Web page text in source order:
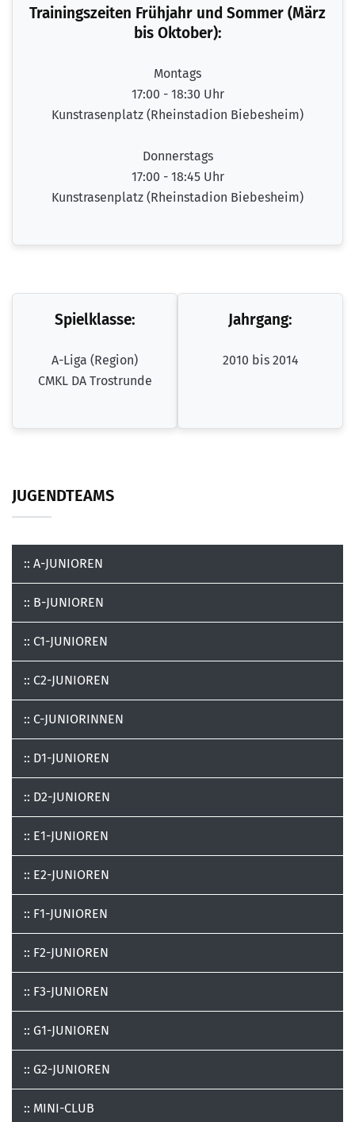
Trainingszeiten Frühjahr und Sommer (März
bis Oktober):
Montags
17:00 - 18:30 Uhr
Kunstrasenplatz (Rheinstadion Biebesheim)
Donnerstags
17:00 - 18:45 Uhr
Kunstrasenplatz (Rheinstadion Biebesheim)
Spielklasse:
A-Liga (Region)
CMKL DA Trostrunde
Jahrgang:
2010 bis 2014
JUGENDTEAMS
:: A-JUNIOREN
:: B-JUNIOREN
:: C1-JUNIOREN
:: C2-JUNIOREN
:: C-JUNIORINNEN
:: D1-JUNIOREN
:: D2-JUNIOREN
:: E1-JUNIOREN
:: E2-JUNIOREN
:: F1-JUNIOREN
:: F2-JUNIOREN
:: F3-JUNIOREN
:: G1-JUNIOREN
:: G2-JUNIOREN
:: MINI-CLUB